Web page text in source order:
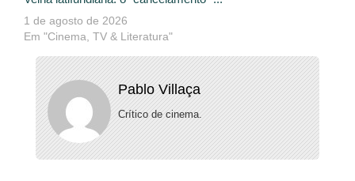
1 de agosto de 2026
Em "Cinema, TV & Literatura"
Pablo Villaça
Crítico de cinema.